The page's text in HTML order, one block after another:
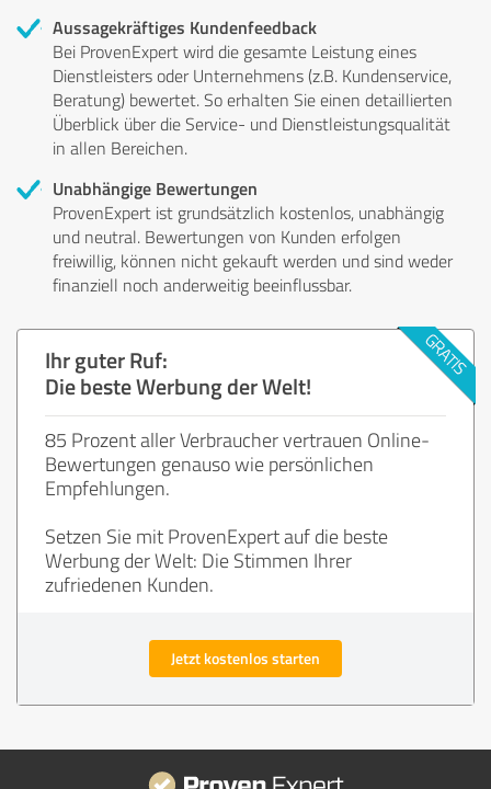
Aussagekräftiges Kundenfeedback
Bei ProvenExpert wird die gesamte Leistung eines
Dienstleisters oder Unternehmens (z.B. Kundenservice,
Beratung) bewertet. So erhalten Sie einen detaillierten
Überblick über die Service- und Dienstleistungsqualität
in allen Bereichen.
Unabhängige Bewertungen
ProvenExpert ist grundsätzlich kostenlos, unabhängig
und neutral. Bewertungen von Kunden erfolgen
freiwillig, können nicht gekauft werden und sind weder
finanziell noch anderweitig beeinflussbar.
Ihr guter Ruf:
Die beste Werbung der Welt!
85 Prozent aller Verbraucher vertrauen Online-
Bewertungen genauso wie persönlichen
Empfehlungen.
Setzen Sie mit ProvenExpert auf die beste
Werbung der Welt: Die Stimmen Ihrer
zufriedenen Kunden.
Jetzt kostenlos starten